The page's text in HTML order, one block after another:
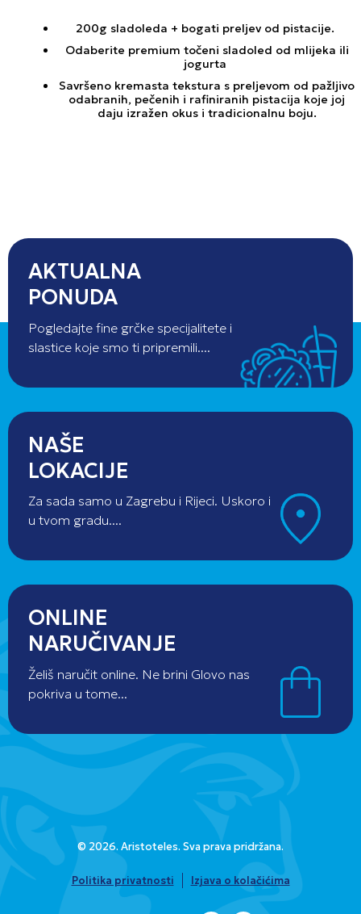
200g sladoleda + bogati preljev od pistacije.
Odaberite premium točeni sladoled od mlijeka ili
jogurta
Savršeno kremasta tekstura s preljevom od pažljivo
odabranih, pečenih i rafiniranih pistacija koje joj
daju izražen okus i tradicionalnu boju.
AKTUALNA
PONUDA
Pogledajte fine grčke specijalitete i
slastice koje smo ti pripremili....
NAŠE
LOKACIJE
Za sada samo u Zagrebu i Rijeci. Uskoro i
u tvom gradu....
ONLINE
NARUČIVANJE
Želiš naručit online. Ne brini Glovo nas
pokriva u tome...
© 2026. Aristoteles. Sva prava pridržana.
Politika privatnosti Izjava o kolačićima